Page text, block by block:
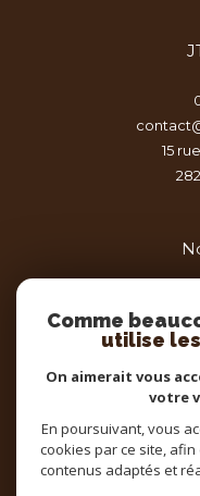
15
Comme
utilise
On aimerait vous
votre
En poursuivant, vous
cookies par ce site,
contenus adaptés et